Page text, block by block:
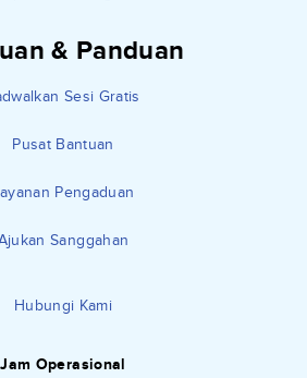
& Panduan
Sesi Gratis
Pusat Bantuan
Pengaduan
Sanggahan
Hubungi Kami
Jam Operasional